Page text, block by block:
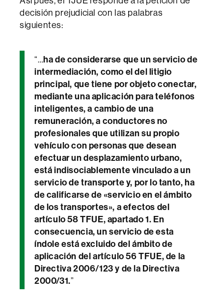
decisión prejudicial con las palabras
siguientes:
“…ha de considerarse que un servicio de
intermediación, como el del litigio
principal, que tiene por objeto conectar,
mediante una aplicación para teléfonos
inteligentes, a cambio de una
remuneración, a conductores no
profesionales que utilizan su propio
vehículo con personas que desean
efectuar un desplazamiento urbano,
está indisociablemente vinculado a un
servicio de transporte y, por lo tanto, ha
de calificarse de «servicio en el ámbito
de los transportes», a efectos del
artículo 58 TFUE, apartado 1. En
consecuencia, un servicio de esta
índole está excluido del ámbito de
aplicación del artículo 56 TFUE, de la
Directiva 2006/123 y de la Directiva
2000/31.”